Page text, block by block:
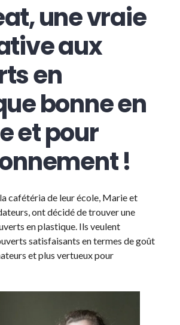
une vraie
aux
en
bonne en
et pour
!
cafétéria de leur école, Marie et
ont décidé de trouver une
en plastique. Ils veulent
satisfaisants en termes de goût
et plus vertueux pour